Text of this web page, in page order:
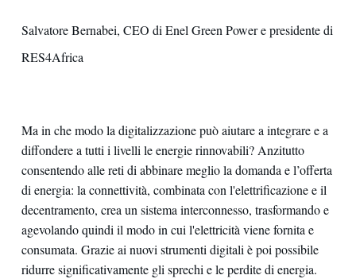
Salvatore Bernabei, CEO di Enel Green Power e presidente di
RES4Africa
Ma in che modo la digitalizzazione può aiutare a integrare e a
diffondere a tutti i livelli le energie rinnovabili? Anzitutto
consentendo alle reti di abbinare meglio la domanda e l’offerta
di energia: la connettività, combinata con l'elettrificazione e il
decentramento, crea un sistema interconnesso, trasformando e
agevolando quindi il modo in cui l'elettricità viene fornita e
consumata. Grazie ai nuovi strumenti digitali è poi possibile
ridurre significativamente gli sprechi e le perdite di energia.